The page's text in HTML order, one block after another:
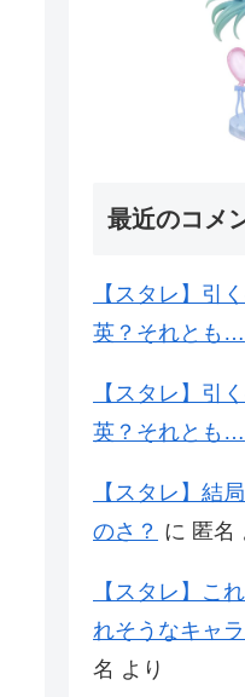
最近のコメ
【スタレ】引
英？それとも…
【スタレ】引
英？それとも…
【スタレ】結
のさ？ に 匿名
【スタレ】こ
れそうなキャ
名 より